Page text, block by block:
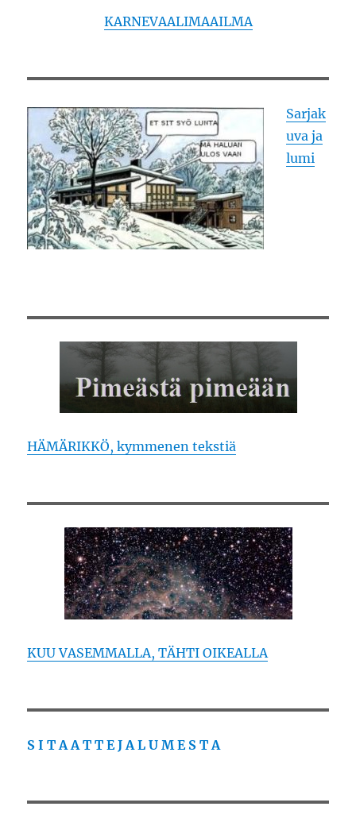
KARNEVAALIMAAILMA
Sarjak
uva ja
lumi
HÄMÄRIKKÖ, kymmenen tekstiä
KUU VASEMMALLA, TÄHTI OIKEALLA
S I T A A T T E J A L U M E S T A